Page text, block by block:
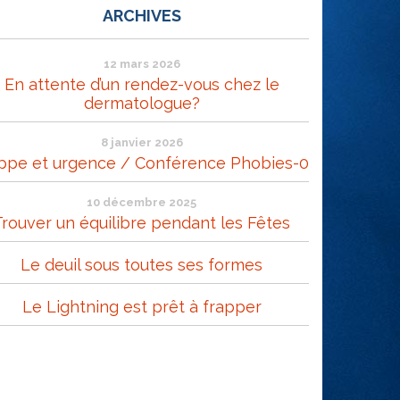
ARCHIVES
12 mars 2026
En attente d’un rendez-vous chez le
dermatologue?
8 janvier 2026
et urgence / Conférence Phobies-0
10 décembre 2025
un équilibre pendant les Fêtes
Le deuil sous toutes ses formes
Le Lightning est prêt à frapper